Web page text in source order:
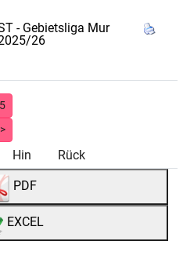
- Gebietsliga Mur
26
Hin Rück
PDF
EXCEL